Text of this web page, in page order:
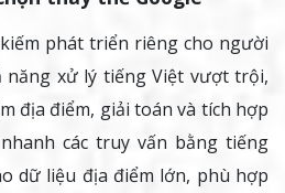
phát triển riêng cho người
năng xử lý tiếng Việt vượt trội,
địa điểm, giải toán và tích hợp
các truy vấn bằng tiếng
dữ liệu địa điểm lớn, phù hợp